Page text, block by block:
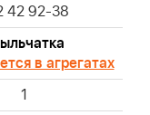
42 92-38
в агрегатах
1